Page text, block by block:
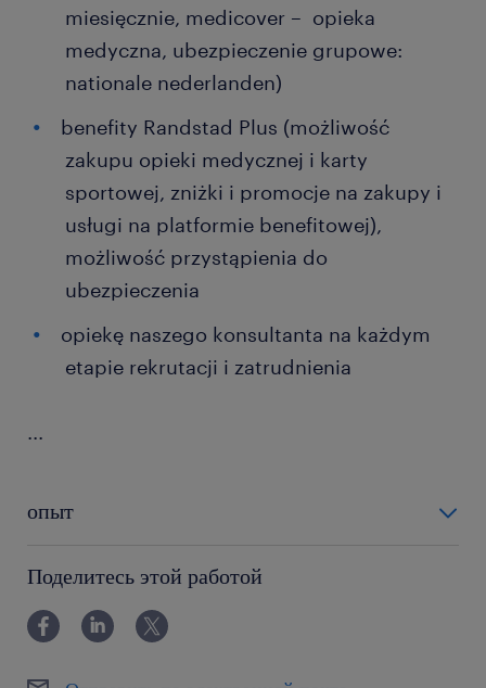
miesięcznie, medicover – opieka
medyczna, ubezpieczenie grupowe:
nationale nederlanden)
benefity Randstad Plus (możliwość
zakupu opieki medycznej i karty
sportowej, zniżki i promocje na zakupy i
usługi na platformie benefitowej),
możliwość przystąpienia do
ubezpieczenia
opiekę naszego konsultanta na każdym
etapie rekrutacji i zatrudnienia
...
опыт
Поделитесь этой работой